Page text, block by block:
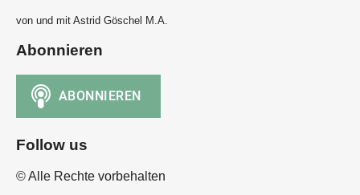
von und mit Astrid Göschel M.A.
Abonnieren
Follow us
© Alle Rechte vorbehalten